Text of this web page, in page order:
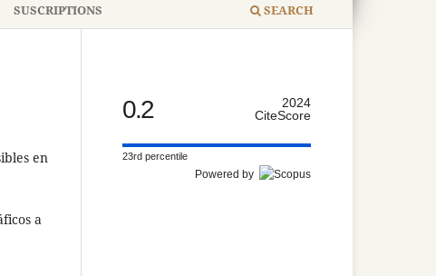
SUSCRIPTIONS SEARCH
en
a
0.2
2024
CiteScore
23rd percentile
Powered by